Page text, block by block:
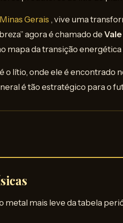
Minas Gerais , vive uma
agora é chamado de
mapa da transição energética
lítio, onde ele é encontrado
é tão estratégico para o
metal mais leve da tabela